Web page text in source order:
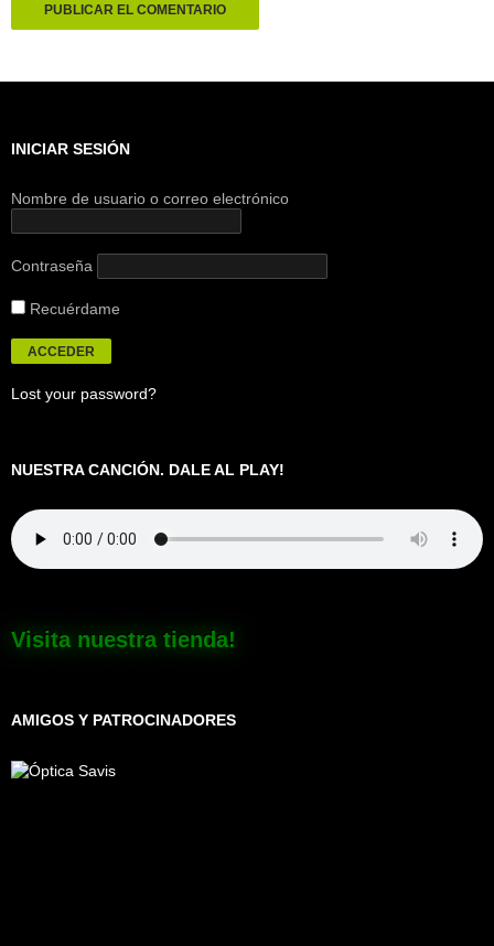
INICIAR SESIÓN
Nombre de usuario o correo electrónico
Contraseña
Recuérdame
Lost your password?
NUESTRA CANCIÓN. DALE AL PLAY!
Visita nuestra tienda!
AMIGOS Y PATROCINADORES